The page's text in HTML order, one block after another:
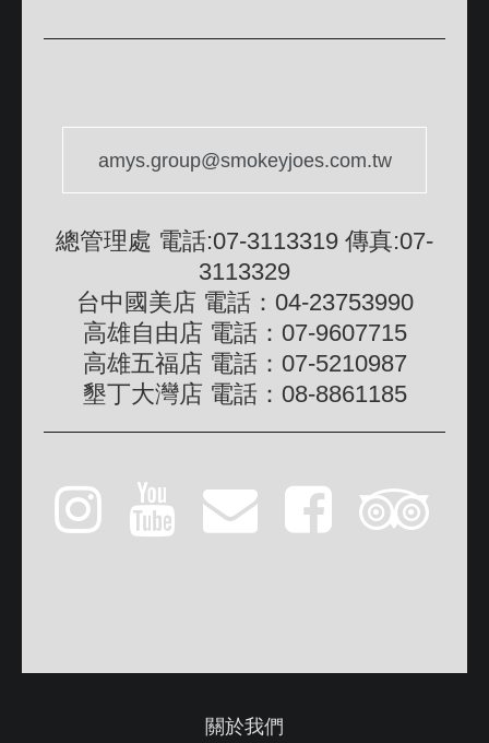
amys.group@smokeyjoes.com.tw
總管理處 電話:07-3113319 傳真:07-
3113329
台中國美店 電話：04-23753990
高雄自由店 電話：07-9607715
高雄五福店 電話：07-5210987
墾丁大灣店 電話：08-8861185
關於我們